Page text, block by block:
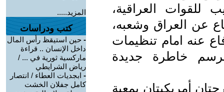
للقوات العراقية،
عن العراق وشعبه،
عنه امام تنظيمات
خاطرة جديدة
أمريكيتان بمعية
المزيد.....
كتب ودراسات
- حين استيقظ رأس المال
داخل الإنسان .. قراءة
ماركسية ثورية في ... /
رياض الشرايطي
- ابجديات العطاء / انتصار
كامل جفلان الخشت